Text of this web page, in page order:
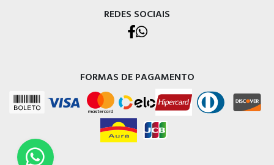
REDES SOCIAIS
FORMAS DE PAGAMENTO